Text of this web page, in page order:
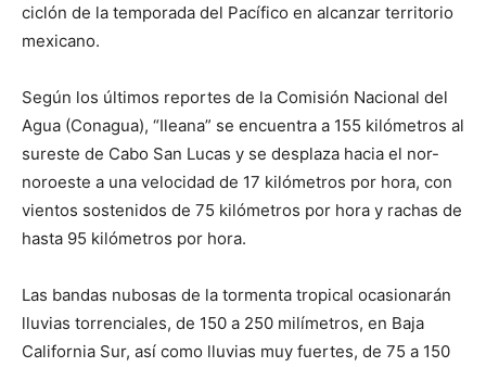
ciclón de la temporada del Pacífico en alcanzar territorio
mexicano.
Según los últimos reportes de la Comisión Nacional del
Agua (Conagua), “Ileana” se encuentra a 155 kilómetros al
sureste de Cabo San Lucas y se desplaza hacia el nor-
noroeste a una velocidad de 17 kilómetros por hora, con
vientos sostenidos de 75 kilómetros por hora y rachas de
hasta 95 kilómetros por hora.
Las bandas nubosas de la tormenta tropical ocasionarán
lluvias torrenciales, de 150 a 250 milímetros, en Baja
California Sur, así como lluvias muy fuertes, de 75 a 150